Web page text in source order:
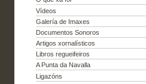
Vídeos
Galería de Imaxes
Documentos Sonoros
Artigos xornalísticos
Libros regueifeiros
A Punta da Navalla
Ligazóns